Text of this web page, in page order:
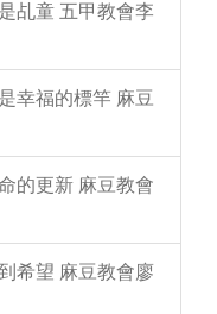
乩童 五甲教會李
幸福的標竿 麻豆
的更新 麻豆教會
希望 麻豆教會廖